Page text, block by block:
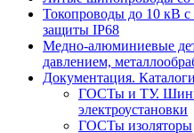
Токопроводы до 10 кВ с
защиты IP68
Медно-алюминиевые
давлением,
Документация.
ГОСТы и ТУ.
электроустановки
ГОСТы изоляторы